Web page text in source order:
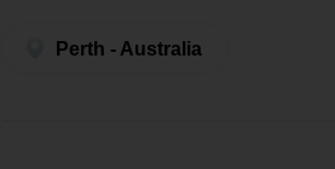
Perth - Australia